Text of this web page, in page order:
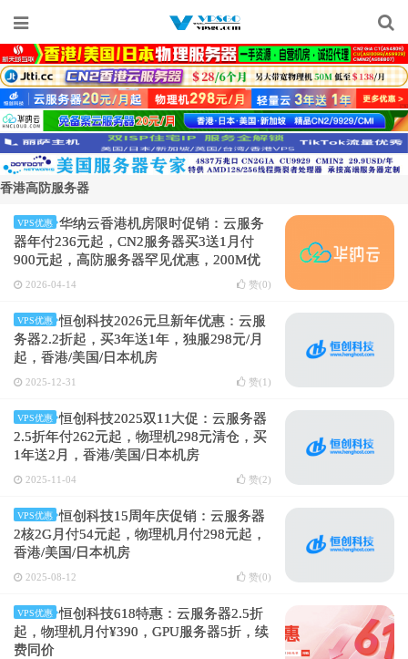
香港高防服务器
VPS优惠
华纳云香港机房限时促销：云服务
器年付236元起，CN2服务器买3送1月付
900元起，高防服务器罕见优惠，200M优
化带宽
2026-04-14 赞(0)
VPS优惠
恒创科技2026元旦新年优惠：云服
务器2.2折起，买3年送1年，独服298元/月
起，香港/美国/日本机房
2025-12-31 赞(1 )
VPS优惠
恒创科技2025双11大促：云服务器
2.5折年付262元起，物理机298元清仓，买
1年送2月，香港/美国/日本机房
2025-11-04 赞(2)
VPS优惠
恒创科技15周年庆促销：云服务器
2核2G月付54元起，物理机月付298元起，
香港/美国/日本机房
2025-08-12 赞(0)
VPS优惠
恒创科技618特惠：云服务器2.5折
起，物理机月付¥390，GPU服务器5折，续
费同价